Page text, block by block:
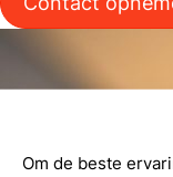
Om de beste